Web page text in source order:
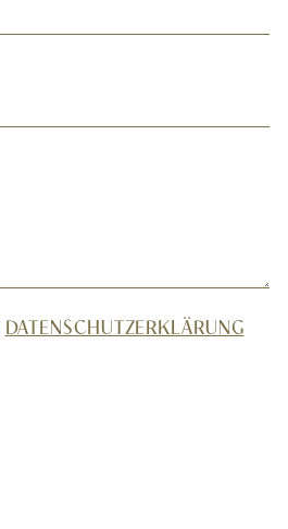
DATENSCHUTZERKLÄRUNG